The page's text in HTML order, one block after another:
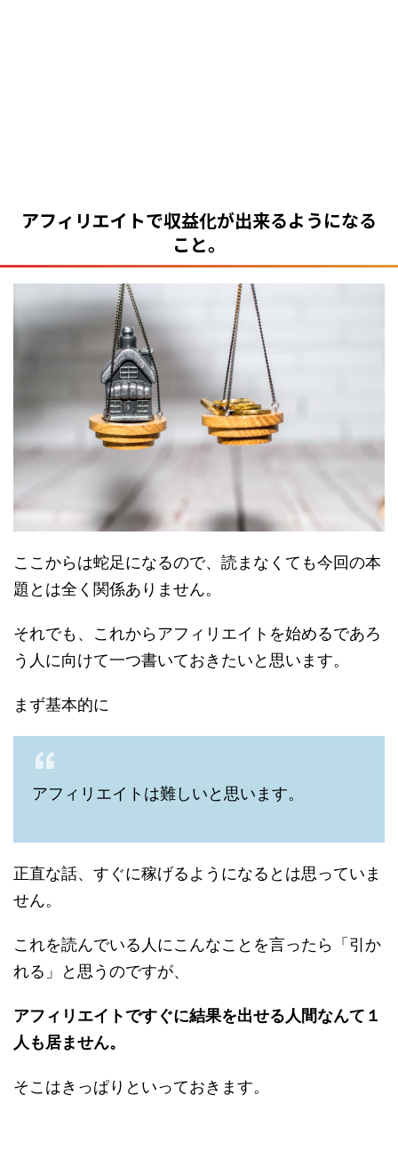
アフィリエイトで収益化が出来るようになる
こと。
ここからは蛇足になるので、読まなくても今回の本
題とは全く関係ありません。
それでも、これからアフィリエイトを始めるであろ
う人に向けて一つ書いておきたいと思います。
まず基本的に
アフィリエイトは難しいと思います。
正直な話、すぐに稼げるようになるとは思っていま
せん。
これを読んでいる人にこんなことを言ったら「引か
れる」と思うのですが、
アフィリエイトですぐに結果を出せる人間なんて１
人も居ません。
そこはきっぱりといっておきます。